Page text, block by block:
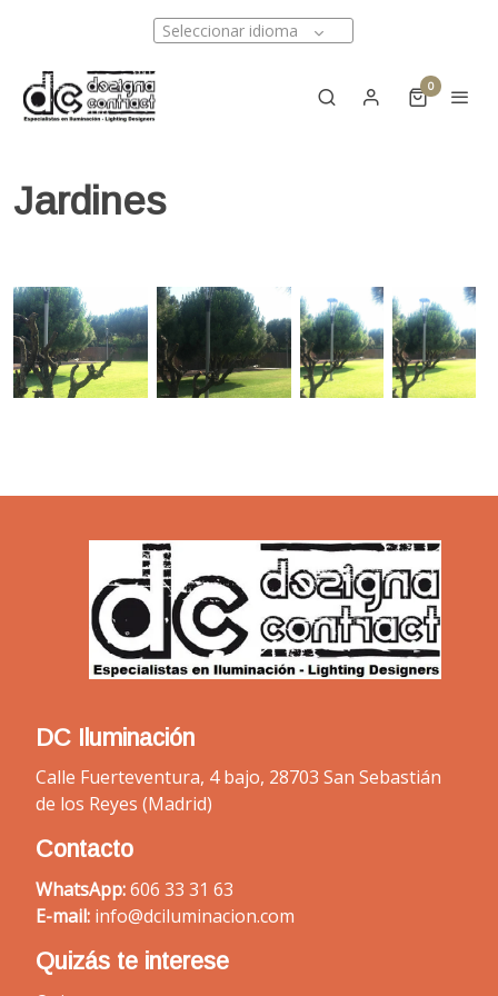
Seleccionar idioma
0
Jardines
DC Iluminación
Calle Fuerteventura, 4 bajo, 28703 San Sebastián
de los Reyes (Madrid)
Contacto
WhatsApp:606 33 31 63
E-mail: info@dciluminacion.com
Quizás te interese